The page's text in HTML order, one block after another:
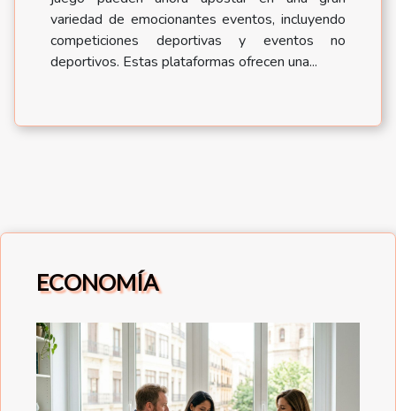
variedad de emocionantes eventos, incluyendo
competiciones deportivas y eventos no
deportivos. Estas plataformas ofrecen una...
ECONOMÍA